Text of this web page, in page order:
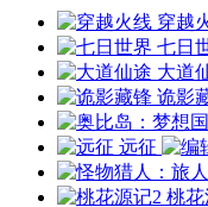
穿越
七日
大道
诡影
远征
桃花